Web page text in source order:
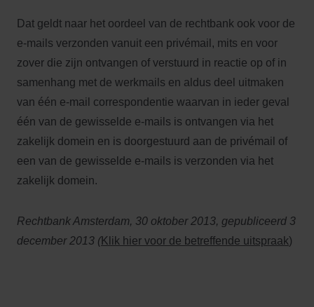
Dat geldt naar het oordeel van de rechtbank ook voor de
e-mails verzonden vanuit een privémail, mits en voor
zover die zijn ontvangen of verstuurd in reactie op of in
samenhang met de werkmails en aldus deel uitmaken
van één e-mail correspondentie waarvan in ieder geval
één van de gewisselde e-mails is ontvangen via het
zakelijk domein en is doorgestuurd aan de privémail of
een van de gewisselde e-mails is verzonden via het
zakelijk domein.
Rechtbank Amsterdam, 30 oktober 2013, gepubliceerd 3
december 2013 (Klik hier voor de betreffende uitspraak)